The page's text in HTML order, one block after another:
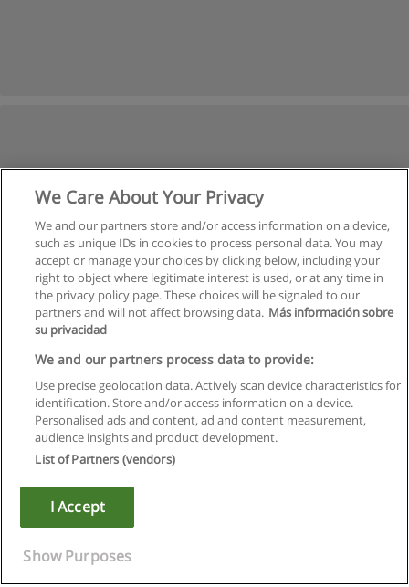
Regras de uso
Privacidade de dados
Copyright © Educaedu Business S.L. - CIF : B-95610580: -
We Care About Your Privacy
We and our partners store and/or access information on a device,
such as unique IDs in cookies to process personal data. You may
accept or manage your choices by clicking below, including your
right to object where legitimate interest is used, or at any time in
the privacy policy page. These choices will be signaled to our
partners and will not affect browsing data. Más información sobre
su privacidad
We and our partners process data to provide:
Use precise geolocation data. Actively scan device characteristics for
identification. Store and/or access information on a device.
Personalised ads and content, ad and content measurement,
audience insights and product development.
List of Partners (vendors)
I Accept
Show Purposes